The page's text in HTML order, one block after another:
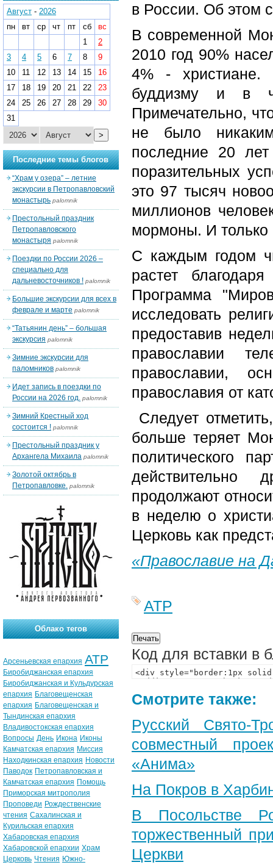
в России. Об этом
В современной
2010 год 90%
4% - христиане.
буддизму и в
Примечательно,
не было
последние 20 лет
поразительных
это 97 тысяч
миллионов
мормоны. И только
С каждым годом
растет
Программа
исследовать
предоставив
православии
православии,
православия от
Следует
больше теряет
политического
действительно
продолжают
в неделю о
Церковь как
«Православие на
АТР
Код для вставки в
Смотрите также:
Русский Свято-
совместный
«Анима»
На Покров в
В Посольстве
торжественный
Церкви
Август - 2026
пн
вт ср чт пт сб
вс
1
2
3
4 5 6 7 8
9
10
11 12 13 14 15
16
17
18 19 20 21 22
23
24
25 26 27 28 29
30
31
>
Последние темы блогов
“Храм у озера” – летние
экскурсии в Петропавловский
монастырь palomnik
Престольный праздник
Петропавловского
монастыря palomnik
Поездки по России 2026 –
специально для
дальневосточников ! palomnik
Большие экскурсии для всех в
феврале и марте palomnik
“Татьянин день” – большая
экскурсия palomnik
Зимние экскурсии для
паломников palomnik
Идет запись в поездки по
России на 2026 год. palomnik
Зимний Крестный ход
состоится ! palomnik
Престольный праздник у
Архангела Михаила palomnik
Золотой октябрь в
Петропавловке. palomnik
Облако тегов
Арсеньевская епархия АТР
Биробиджанская епархия
Биробиджанская и Кульдурская
епархия Благовещенская
епархия Благовещенская и
Тындинская епархия
Владивостокская епархия
Вопросы День Икона Иконы
Камчатская епархия Миссия
Находкинская епархия Новости
Паводок Петропавловская и
Камчатская епархия Помощь
Приморская митрополия
Проповеди Рождественские
чтения Сахалинская и
Курильская епархия
Хабаровская епархия
Хабаровской епархии Храм
Церковь Чтения Южно-